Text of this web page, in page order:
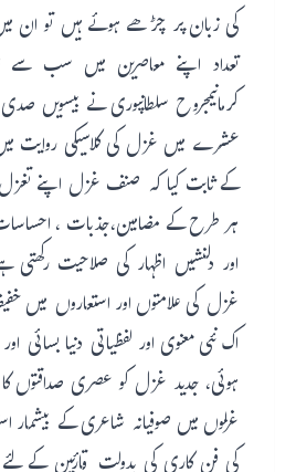
کی زبان پر چڑھے ہوئے ہیں تو ان
تعداد اپنے معاصرین میں سب
کرمانیمجروح سلطانپوری نے بیسویں
عشرے میں غزل کی کلاسیکی روایت
کے ثابت کیا کہ صنف غزل اپنے تغزل
ہر طرح کے مضامین،جذبات ،
اور دلنشیں اظہار کی صلاحیت
غزل کی علامتوں اور استعاروں میں
اک نئی معنوی اور لفظیاتی دنیا بسائی
ہوئی، جدید غزل کو عصری صداقتوں کا
غزلوں میں صوفیانہ شاعری کے